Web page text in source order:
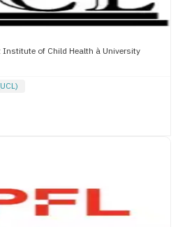
Institute of Child Health à University